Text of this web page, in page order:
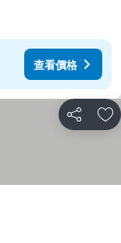
查看價格
分享 加